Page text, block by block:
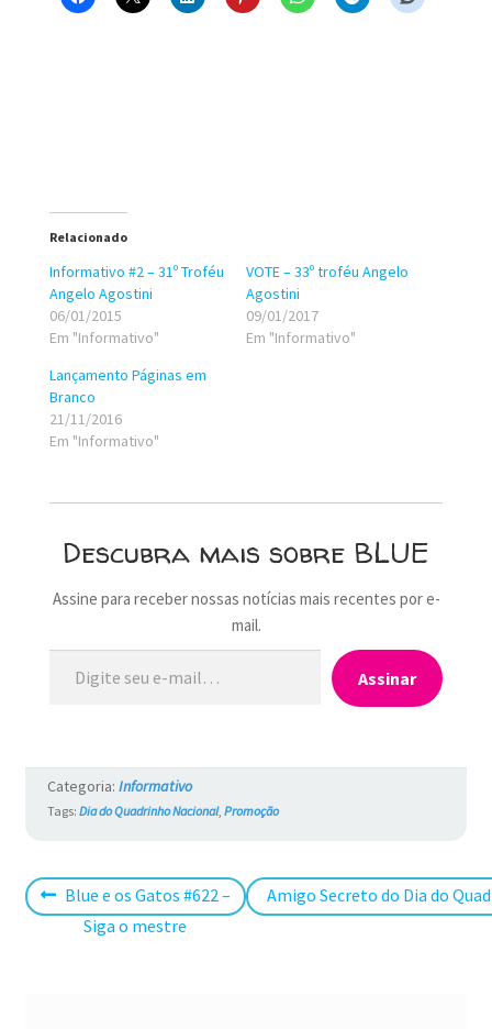
Relacionado
Informativo #2 – 31º Troféu
Angelo Agostini
06/01/2015
Em "Informativo"
VOTE – 33º troféu Angelo
Agostini
09/01/2017
Em "Informativo"
Lançamento Páginas em
Branco
21/11/2016
Em "Informativo"
Descubra mais sobre BLUE
Assine para receber nossas notícias mais recentes por e-
mail.
Digite seu e-mail…
Assinar
Categoria: Informativo
Tags: Dia do Quadrinho Nacional, Promoção
Navegação
Post
anterior:
Blue e os Gatos #622 –
Siga o mestre
Próximo
Amigo Secreto do Dia do